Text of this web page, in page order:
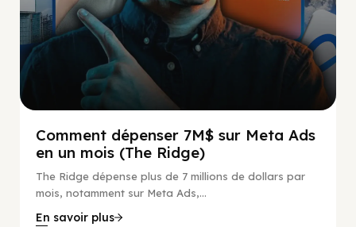
Comment dépenser 7M$ sur Meta Ads
en un mois (The Ridge)
The Ridge dépense plus de 7 millions de dollars par
mois, notamment sur Meta Ads,...
En savoir plus